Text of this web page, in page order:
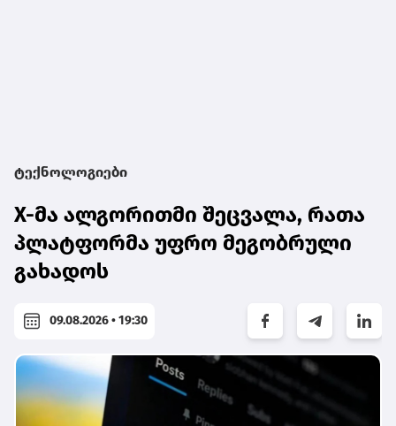
ტექნოლოგიები
X-მა ალგორითმი შეცვალა, რათა
პლატფორმა უფრო მეგობრული
გახადოს
09.08.2026 • 19:30